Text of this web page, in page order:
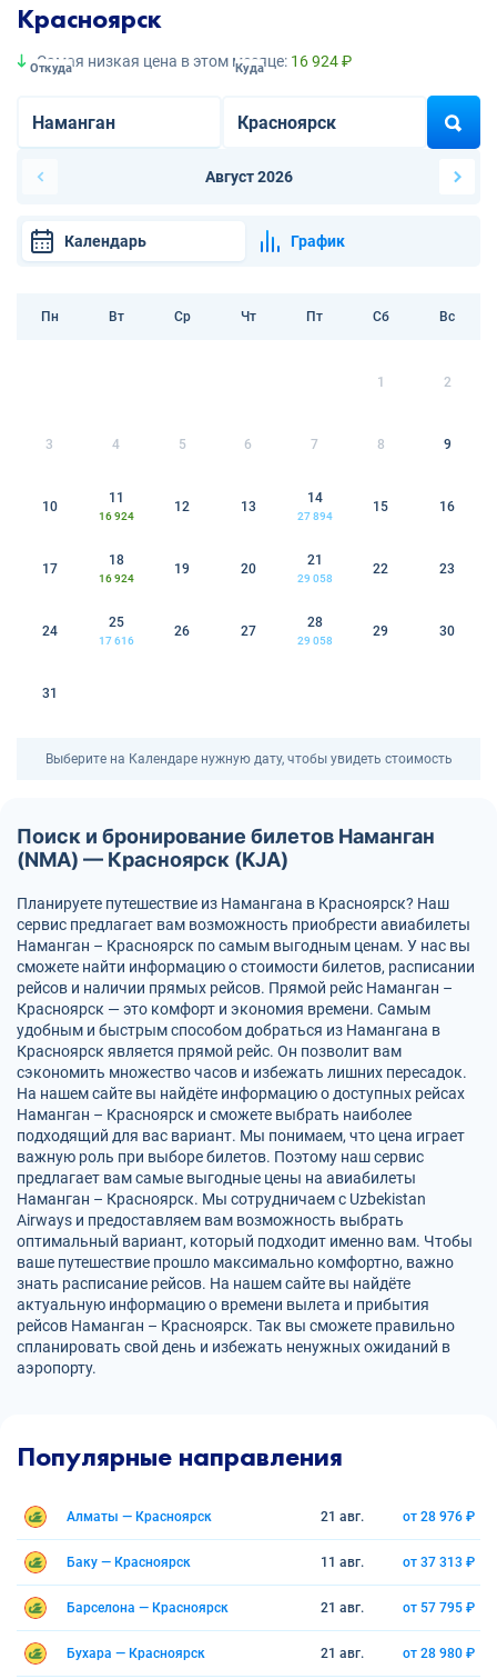
Красноярск
Самая низкая цена в этом месяце: 16 924 ₽
Откуда Куда
Август 2026
Календарь График
Пн Вт Ср Чт Пт Сб Вс
1 2
3 4 5 6 7 8 9
10
11
16 924
12 13
14
27 894
15 16
17
18
16 924
19 20
21
29 058
22 23
24
25
17 616
26 27
28
29 058
29 30
31
Выберите на Календаре нужную дату, чтобы увидеть стоимость
Поиск и бронирование билетов Наманган
(NMA) — Красноярск (KJA)
Планируете путешествие из Намангана в Красноярск? Наш
сервис предлагает вам возможность приобрести авиабилеты
Наманган – Красноярск по самым выгодным ценам. У нас вы
сможете найти информацию о стоимости билетов, расписании
рейсов и наличии прямых рейсов. Прямой рейс Наманган –
Красноярск — это комфорт и экономия времени. Самым
удобным и быстрым способом добраться из Намангана в
Красноярск является прямой рейс. Он позволит вам
сэкономить множество часов и избежать лишних пересадок.
На нашем сайте вы найдёте информацию о доступных рейсах
Наманган – Красноярск и сможете выбрать наиболее
подходящий для вас вариант. Мы понимаем, что цена играет
важную роль при выборе билетов. Поэтому наш сервис
предлагает вам самые выгодные цены на авиабилеты
Наманган – Красноярск. Мы сотрудничаем с Uzbekistan
Airways и предоставляем вам возможность выбрать
оптимальный вариант, который подходит именно вам. Чтобы
ваше путешествие прошло максимально комфортно, важно
знать расписание рейсов. На нашем сайте вы найдёте
актуальную информацию о времени вылета и прибытия
рейсов Наманган – Красноярск. Так вы сможете правильно
спланировать свой день и избежать ненужных ожиданий в
аэропорту.
Популярные направления
Алматы — Красноярск 21 авг. от 28 976 ₽
Баку — Красноярск 11 авг. от 37 313 ₽
Барселона — Красноярск 21 авг. от 57 795 ₽
Бухара — Красноярск 21 авг. от 28 980 ₽